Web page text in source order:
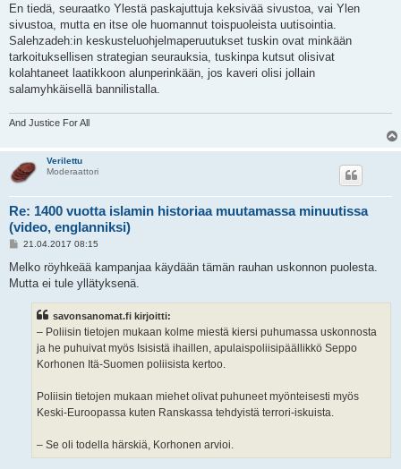
En tiedä, seuraatko Ylestä paskajuttuja keksivää sivustoa, vai Ylen
sivustoa, mutta en itse ole huomannut toispuoleista uutisointia.
Salehzadeh:in keskusteluohjelmaperuutukset tuskin ovat minkään
tarkoituksellisen strategian seurauksia, tuskinpa kutsut olisivat
kolahtaneet laatikkoon alunperinkään, jos kaveri olisi jollain
salamyhkäisellä bannilistalla.
And Justice For All
Verilettu
Moderaattori
Re: 1400 vuotta islamin historiaa muutamassa minuutissa
(video, englanniksi)
V
e
t
21.04.2017 08:15
Melko röyhkeää kampanjaa käydään tämän rauhan uskonnon puolesta.
Mutta ei tule yllätyksenä.
savonsanomat.fi kirjoitti:
– Poliisin tietojen mukaan kolme miestä kiersi puhumassa uskonnosta
ja he puhuivat myös Isisistä ihaillen, apulaispoliisipäällikkö Seppo
Korhonen Itä-Suomen poliisista kertoo.
Poliisin tietojen mukaan miehet olivat puhuneet myönteisesti myös
Keski-Euroopassa kuten Ranskassa tehdyistä terrori-iskuista.
– Se oli todella härskiä, Korhonen arvioi.